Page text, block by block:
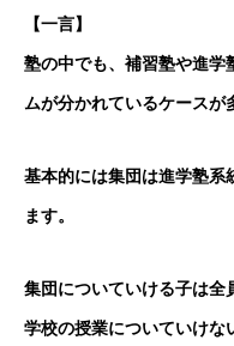
【一言】
塾の中でも、補習塾や進学
ムが分かれているケースが
基本的には集団は進学塾系
ます。
集団についていける子は全
学校の授業についていけな